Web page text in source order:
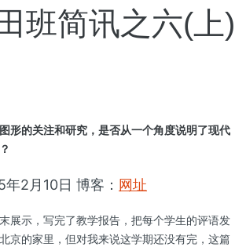
简讯之六(上)
形的关注和研究，是否从一个角度说明了现代
年2月10日 博客： 网址
展示，写完了教学报告，把每个学生的评语发
京的家里，但对我来说这学期还没有完，这篇